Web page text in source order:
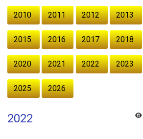
2010 2011 2012 2013
2015 2016 2017 2018
2020 2021 2022 2023
2025 2026
2022